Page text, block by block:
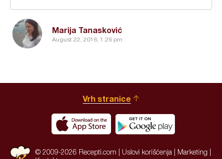
Marija Tanasković
August 22, 2016, 1:26 pm
Vrh stranice
© 2009-2026 Recepti.com | Uslovi korišćenja Marketing